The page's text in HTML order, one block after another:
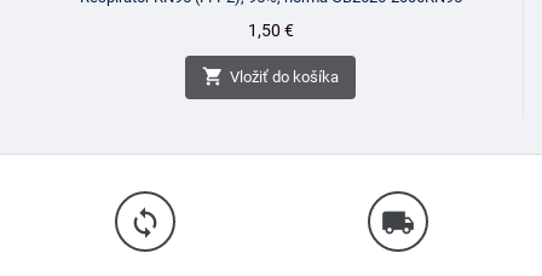
Cena
1,50 €
 Vložiť do košíka
loop local_shipping